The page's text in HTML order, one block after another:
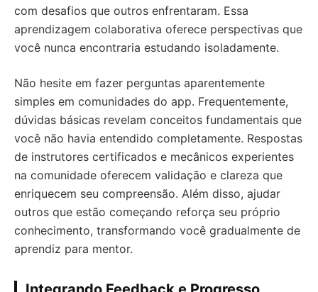
com desafios que outros enfrentaram. Essa
aprendizagem colaborativa oferece perspectivas que
você nunca encontraria estudando isoladamente.
Não hesite em fazer perguntas aparentemente
simples em comunidades do app. Frequentemente,
dúvidas básicas revelam conceitos fundamentais que
você não havia entendido completamente. Respostas
de instrutores certificados e mecânicos experientes
na comunidade oferecem validação e clareza que
enriquecem seu compreensão. Além disso, ajudar
outros que estão começando reforça seu próprio
conhecimento, transformando você gradualmente de
aprendiz para mentor.